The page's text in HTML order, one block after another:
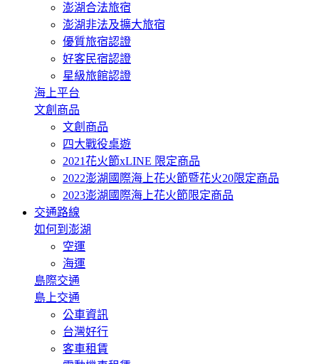
澎湖合法旅宿
澎湖非法及擴大旅宿
優質旅宿認證
好客民宿認證
星級旅館認證
海上平台
文創商品
文創商品
四大戰役桌遊
2021花火節xLINE 限定商品
2022澎湖國際海上花火節暨花火20限定商品
2023澎湖國際海上花火節限定商品
交通路線
如何到澎湖
空運
海運
島際交通
島上交通
公車資訊
台灣好行
客車租賃